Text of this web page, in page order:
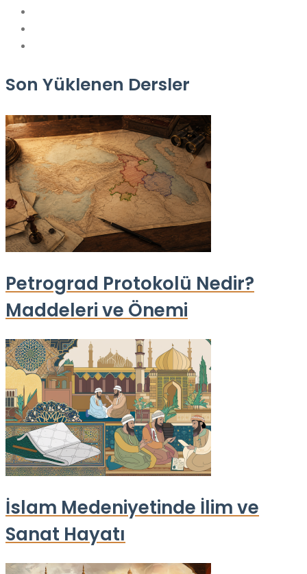
Son Yüklenen Dersler
Petrograd Protokolü Nedir?
Maddeleri ve Önemi
İslam Medeniyetinde İlim ve
Sanat Hayatı